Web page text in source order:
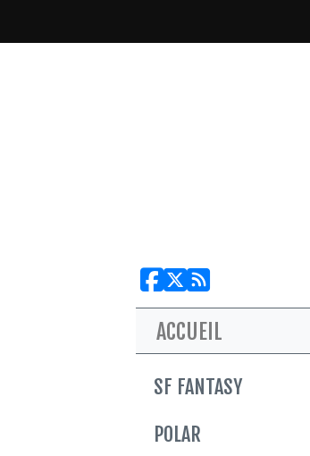
ACCUEIL
SF FANTASY
POLAR